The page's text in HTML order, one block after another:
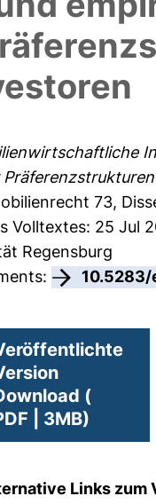
73,
Volltextes: 25 Jul
Regensburg
(
| 3MB)
Links zum